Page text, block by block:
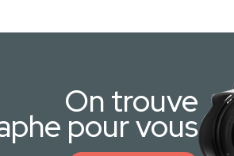
On trouve
pour vous